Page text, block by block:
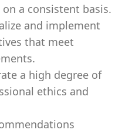
a consistent basis.
and implement
that meet
a high degree of
ethics and